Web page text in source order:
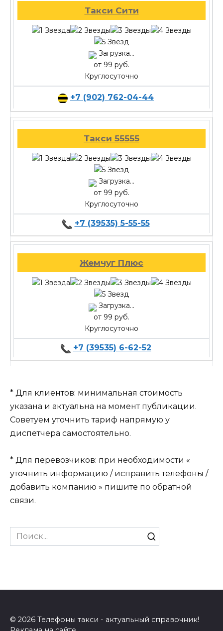
Такси Сити
Загрузка...
от 99 руб.
Круглосуточно
+7 (902) 762-04-44
Такси 55555
Загрузка...
от 99 руб.
Круглосуточно
+7 (39535) 5-55-55
Жемчуг Плюс
Загрузка...
от 99 руб.
Круглосуточно
+7 (39535) 6-62-52
* Для клиентов: минимальная стоимость
указана и актуальна на момент публикации.
Советуем уточнить тариф напрямую у
диспетчера самостоятельно.
* Для перевозчиков: при необходимости «
уточнить информацию / исправить телефоны /
добавить компанию » пишите по обратной
связи.
Search
for:
© 2026 Телефоны такси - актуальный справочник!